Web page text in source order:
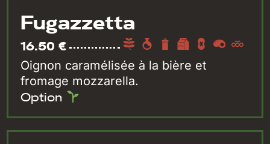
Fugazzetta
16.50 €
Oignon caramélisée à la bière et
fromage mozzarella.
Option